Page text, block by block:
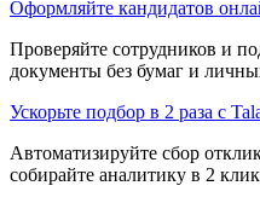
Оформляйте кандидатов
Проверяйте сотрудников и
документы без бумаг и
Ускорьте подбор в 2 раза с
Автоматизируйте сбор
собирайте аналитику в 2